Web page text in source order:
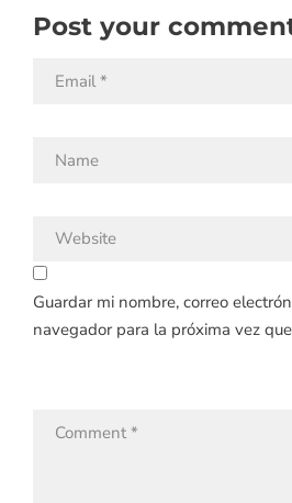
Post your
Guardar mi nombre, correo
navegador para la próxima vez